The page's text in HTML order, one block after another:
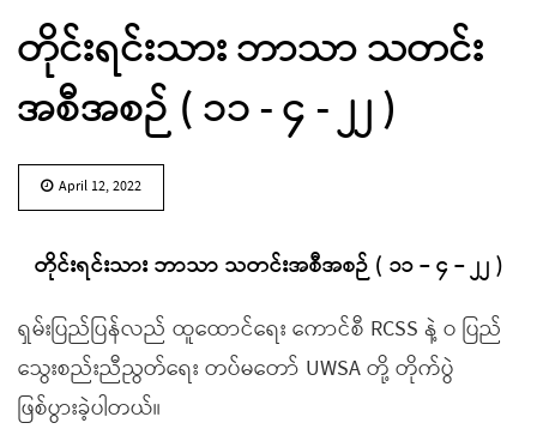
တိုင်းရင်းသား ဘာသာ သတင်း
အစီအစဉ် ( ၁၁ - ၄ - ၂၂ )
April 12, 2022
တိုင်းရင်းသား ဘာသာ သတင်းအစီအစဉ် ( ၁၁ – ၄ – ၂၂ )
ရှမ်းပြည်ပြန်လည် ထူထောင်ရေး ကောင်စီ RCSS နဲ့ ဝ ပြည်
သွေးစည်းညီညွတ်ရေး တပ်မတော် UWSA တို့ တိုက်ပွဲ
ဖြစ်ပွားခဲ့ပါတယ်။